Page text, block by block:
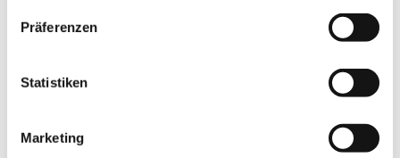
Präferenzen
Statistiken
Marketing
Dies könnte Sie auch